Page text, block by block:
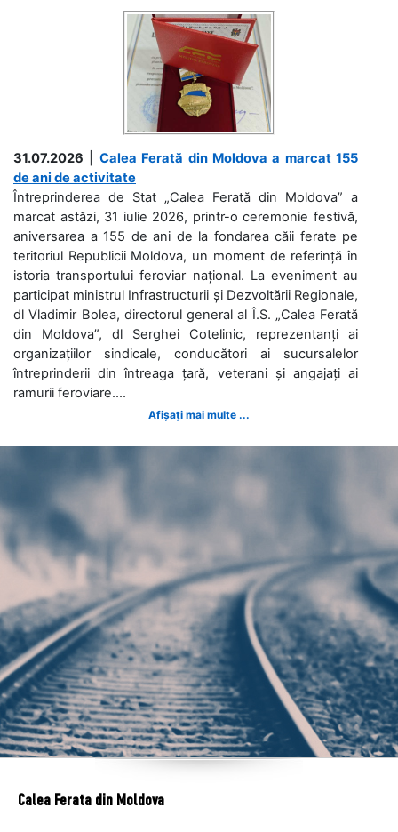
31.07.2026
Calea Ferată din Moldova a marcat 155
de ani de activitate
Întreprinderea de Stat „Calea Ferată din Moldova” a
marcat astăzi, 31 iulie 2026, printr-o ceremonie festivă,
aniversarea a 155 de ani de la fondarea căii ferate pe
teritoriul Republicii Moldova, un moment de referință în
istoria transportului feroviar național. La eveniment au
participat ministrul Infrastructurii și Dezvoltării Regionale,
dl Vladimir Bolea, directorul general al Î.S. „Calea Ferată
din Moldova”, dl Serghei Cotelinic, reprezentanți ai
organizațiilor sindicale, conducători ai sucursalelor
întreprinderii din întreaga țară, veterani și angajați ai
ramurii feroviare....
Afișați mai multe ...
Calea Ferata din Moldova